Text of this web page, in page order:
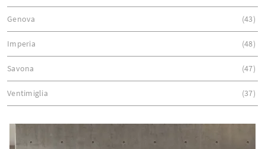
Genova 43
Imperia 48
Savona 47
Ventimiglia 37